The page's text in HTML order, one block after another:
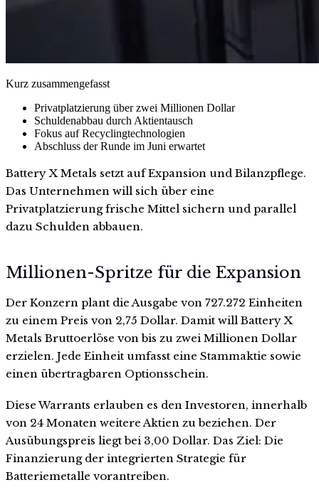
Kurz zusammengefasst
Privatplatzierung über zwei Millionen Dollar
Schuldenabbau durch Aktientausch
Fokus auf Recyclingtechnologien
Abschluss der Runde im Juni erwartet
Battery X Metals setzt auf Expansion und Bilanzpflege.
Das Unternehmen will sich über eine
Privatplatzierung frische Mittel sichern und parallel
dazu Schulden abbauen.
Millionen-Spritze für die Expansion
Der Konzern plant die Ausgabe von 727.272 Einheiten
zu einem Preis von 2,75 Dollar. Damit will Battery X
Metals Bruttoerlöse von bis zu zwei Millionen Dollar
erzielen. Jede Einheit umfasst eine Stammaktie sowie
einen übertragbaren Optionsschein.
Diese Warrants erlauben es den Investoren, innerhalb
von 24 Monaten weitere Aktien zu beziehen. Der
Ausübungspreis liegt bei 3,00 Dollar. Das Ziel: Die
Finanzierung der integrierten Strategie für
Batteriemetalle vorantreiben.